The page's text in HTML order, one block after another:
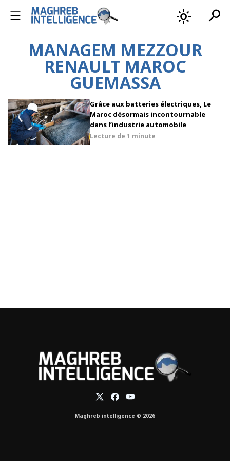
light_mode search
MANAGEM MEZZOUR
RENAULT MAROC
GUEMASSA
Grâce aux batteries électriques, Le
Maroc désormais incontournable
dans l’industrie automobile
Lecture de 1 minute
Maghreb intelligence © 2026